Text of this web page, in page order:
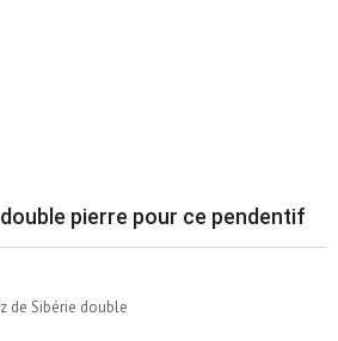
pierre pour ce pendentif
de Sibérie double